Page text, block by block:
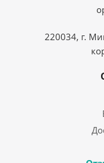
220034, г.